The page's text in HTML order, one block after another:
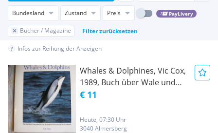
Bundesland Zustand Preis PayLivery
Bücher / Magazine Filter zurücksetzen
Infos zur Reihung der Anzeigen
Whales & Dolphines, Vic Cox,
1989, Buch über Wale und
Delphine, Versand gerne
€ 11
Heute, 07:30 Uhr
3040 Almersberg